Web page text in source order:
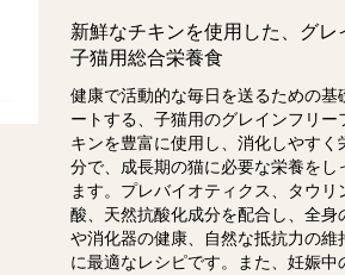
新鮮なチキンを使用した、グレ
子猫用総合栄養食
健康で活動的な毎日を送るための基
ートする、子猫用のグレインフリー
キンを豊富に使用し、消化しやすく
分で、成長期の猫に必要な栄養をし
ます。プレバイオティクス、タウリ
酸、天然抗酸化成分を配合し、全身
や消化器の健康、自然な抵抗力の維
に最適なレシピです。また、妊娠中